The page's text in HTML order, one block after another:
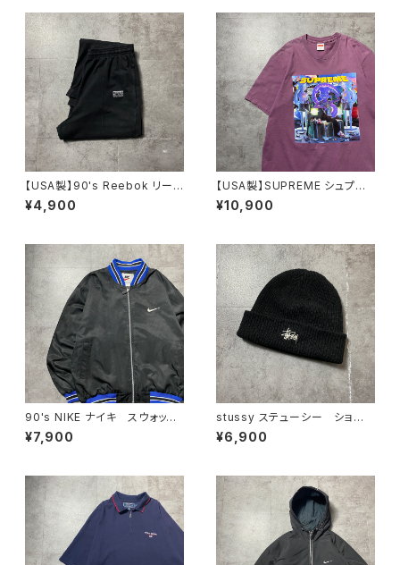
【USA製】90's Reebok リー
ボック ベクターロゴ ラベ
ル ブラック 薄手 スウェット
¥4,900
【USA製】SUPREME シュプリ
ーム サイケデリック アートグ
ラフィック プリント パープ
¥10,900
90's NIKE ナイキ スウォッシ
ュ 刺繍ワンポイント バック刺
繍 ラインリブ ブラック×ネイ
¥7,900
stussy ステューシー ショー
ンフォント 刺繍ロゴ アクリル
100% ブラック 黒 ニット
¥6,900